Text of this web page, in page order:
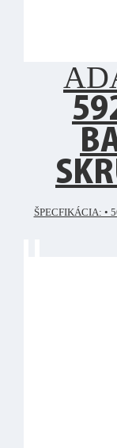
ŠPECFIKÁCIA: •